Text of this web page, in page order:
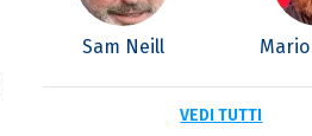
Sam Neill
VEDI TUTTI